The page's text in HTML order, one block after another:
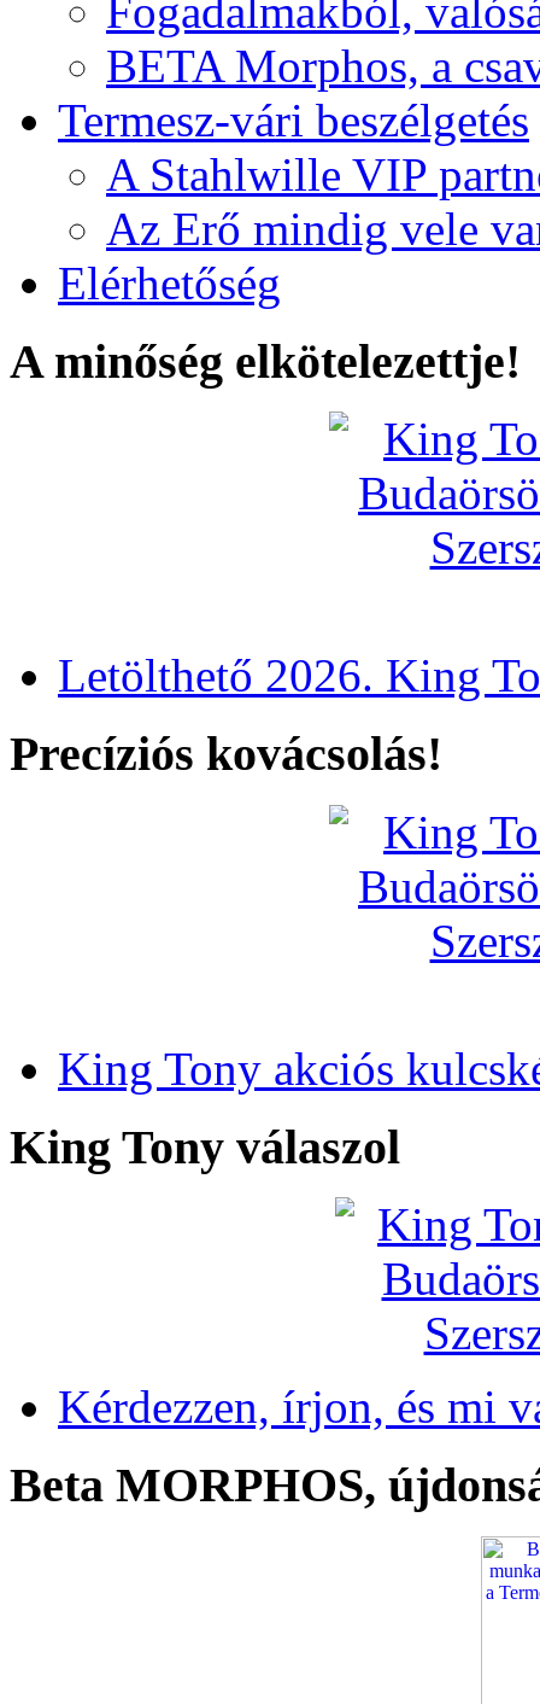
Fogadalmakból,
BETA Morphos, a
Termesz-vári beszélgetés
A Stahlwille VIP
Az Erő mindig vele
Elérhetőség
A minőség elkötelezettje!
Letölthető 2026. King
Precíziós kovácsolás!
King Tony akciós
King Tony válaszol
Kérdezzen, írjon, és mi
Beta MORPHOS,